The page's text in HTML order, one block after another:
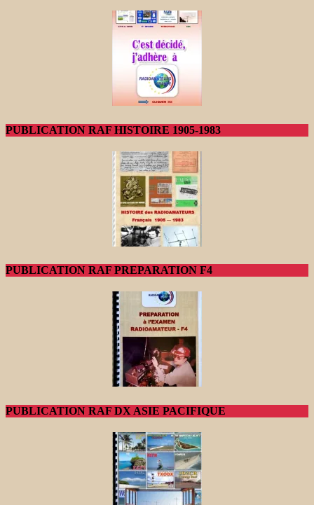
PUBLICATION RAF HISTOIRE 1905-1983
PUBLICATION RAF PREPARATION F4
PUBLICATION RAF DX ASIE PACIFIQUE